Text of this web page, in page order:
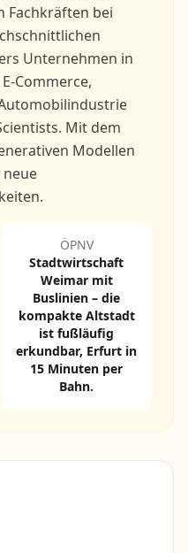
Fachkräften bei
Unternehmen in
Commerce,
Mit dem
Modellen
ÖPNV
Stadtwirtschaft
Weimar mit
Buslinien – die
kompakte Altstadt
ist fußläufig
erkundbar, Erfurt in
15 Minuten per
Bahn.